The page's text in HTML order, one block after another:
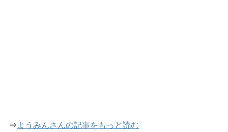
⇒ようみんさんの記事をもっと読む